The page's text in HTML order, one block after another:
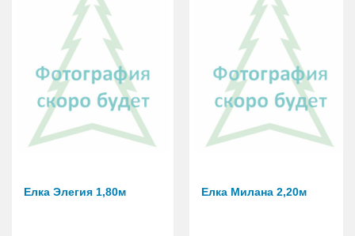
Елка Элегия 1,80м Елка Милана 2,20м